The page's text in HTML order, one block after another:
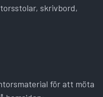
skrivbord,
för att möta